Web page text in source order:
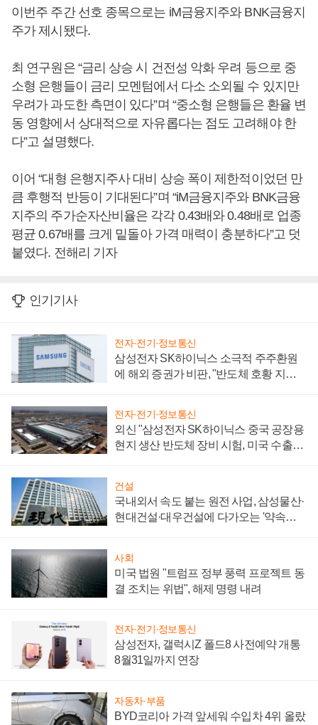
이번주 주간 선호 종목으로는 iM금융지주와 BNK금융지
주가 제시됐다.
최 연구원은 “금리 상승 시 건전성 악화 우려 등으로 중
소형 은행들이 금리 모멘텀에서 다소 소외될 수 있지만
우려가 과도한 측면이 있다”며 “중소형 은행들은 환율 변
동 영향에서 상대적으로 자유롭다는 점도 고려해야 한
다”고 설명했다.
이어 “대형 은행지주사 대비 상승 폭이 제한적이었던 만
큼 후행적 반등이 기대된다”며 “iM금융지주와 BNK금융
지주의 주가순자산비율은 각각 0.43배와 0.48배로 업종
평균 0.67배를 크게 밑돌아 가격 매력이 충분하다”고 덧
붙였다. 전해리 기자
인기기사
전자·전기·정보통신
삼성전자 SK하이닉스 소극적 주주환원
에 해외 증권가 비판, "반도체 호황 지속
전자·전기·정보통신
외신 "삼성전자 SK하이닉스 중국 공장용
현지 생산 반도체 장비 시험, 미국 수출통
건설
국내외서 속도 붙는 원전 사업, 삼성물산·
현대건설·대우건설에 다가오는 '약속의
사회
미국 법원 "트럼프 정부 풍력 프로젝트 동
결 조치는 위법", 해제 명령 내려
전자·전기·정보통신
삼성전자, 갤럭시Z 폴드8 사전예약 개통
8월31일까지 연장
자동차·부품
BYD코리아 가격 앞세워 수입차 4위 올랐